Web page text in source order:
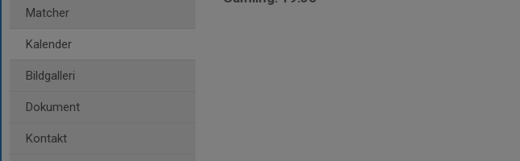
Matcher
Kalender
Bildgalleri
Dokument
Kontakt